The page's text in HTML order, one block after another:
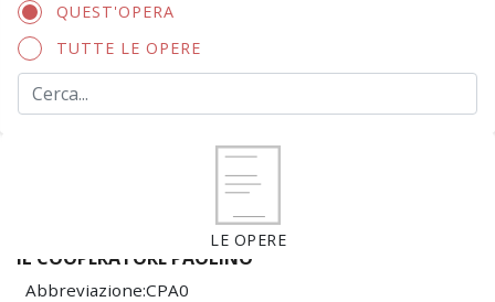
QUEST'OPERA
TUTTE LE OPERE
LE OPERE
IL COOPERATORE PAOLINO
Abbreviazione:CPA0